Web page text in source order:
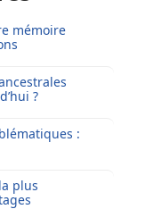
mémoire
?
:
plus